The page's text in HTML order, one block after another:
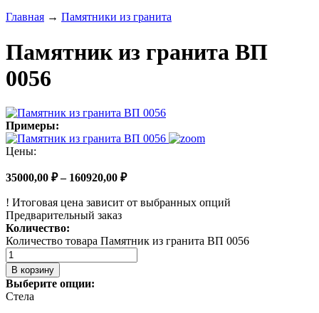
Главная → Памятники из гранита
Памятник из гранита ВП
0056
Примеры:
Цены:
35000,00 ₽– 160920,00 ₽
! Итоговая цена зависит от выбранных опций
Предварительный заказ
Количество:
Количество товара Памятник из гранита ВП 0056
В корзину
Выберите опции:
Стела